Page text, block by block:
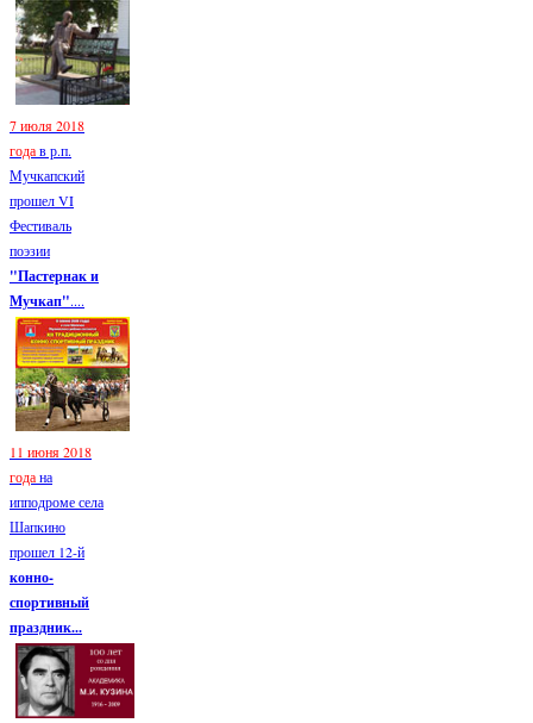
7 июля 2018
годав р.п.
Мучкапский
прошел VI
Фестиваль
поэзии
"Пастернак и
Мучкап"....
11 июня 2018
годана
ипподроме села
Шапкино
прошел 12-й
конно-
спортивный
праздник...